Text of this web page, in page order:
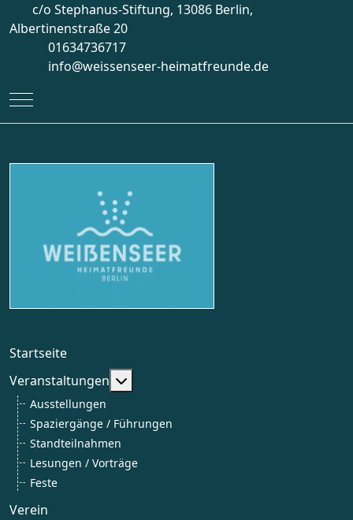
c/o Stephanus-Stiftung, 13086 Berlin,
Albertinenstraße 20
01634736717
info@weissenseer-heimatfreunde.de
Mobile Menu Toggle
Startseite
Veranstaltungen
Weitere Informationen:
Ausstellungen
Spaziergänge / Führungen
Standteilnahmen
Lesungen / Vorträge
Feste
Verein